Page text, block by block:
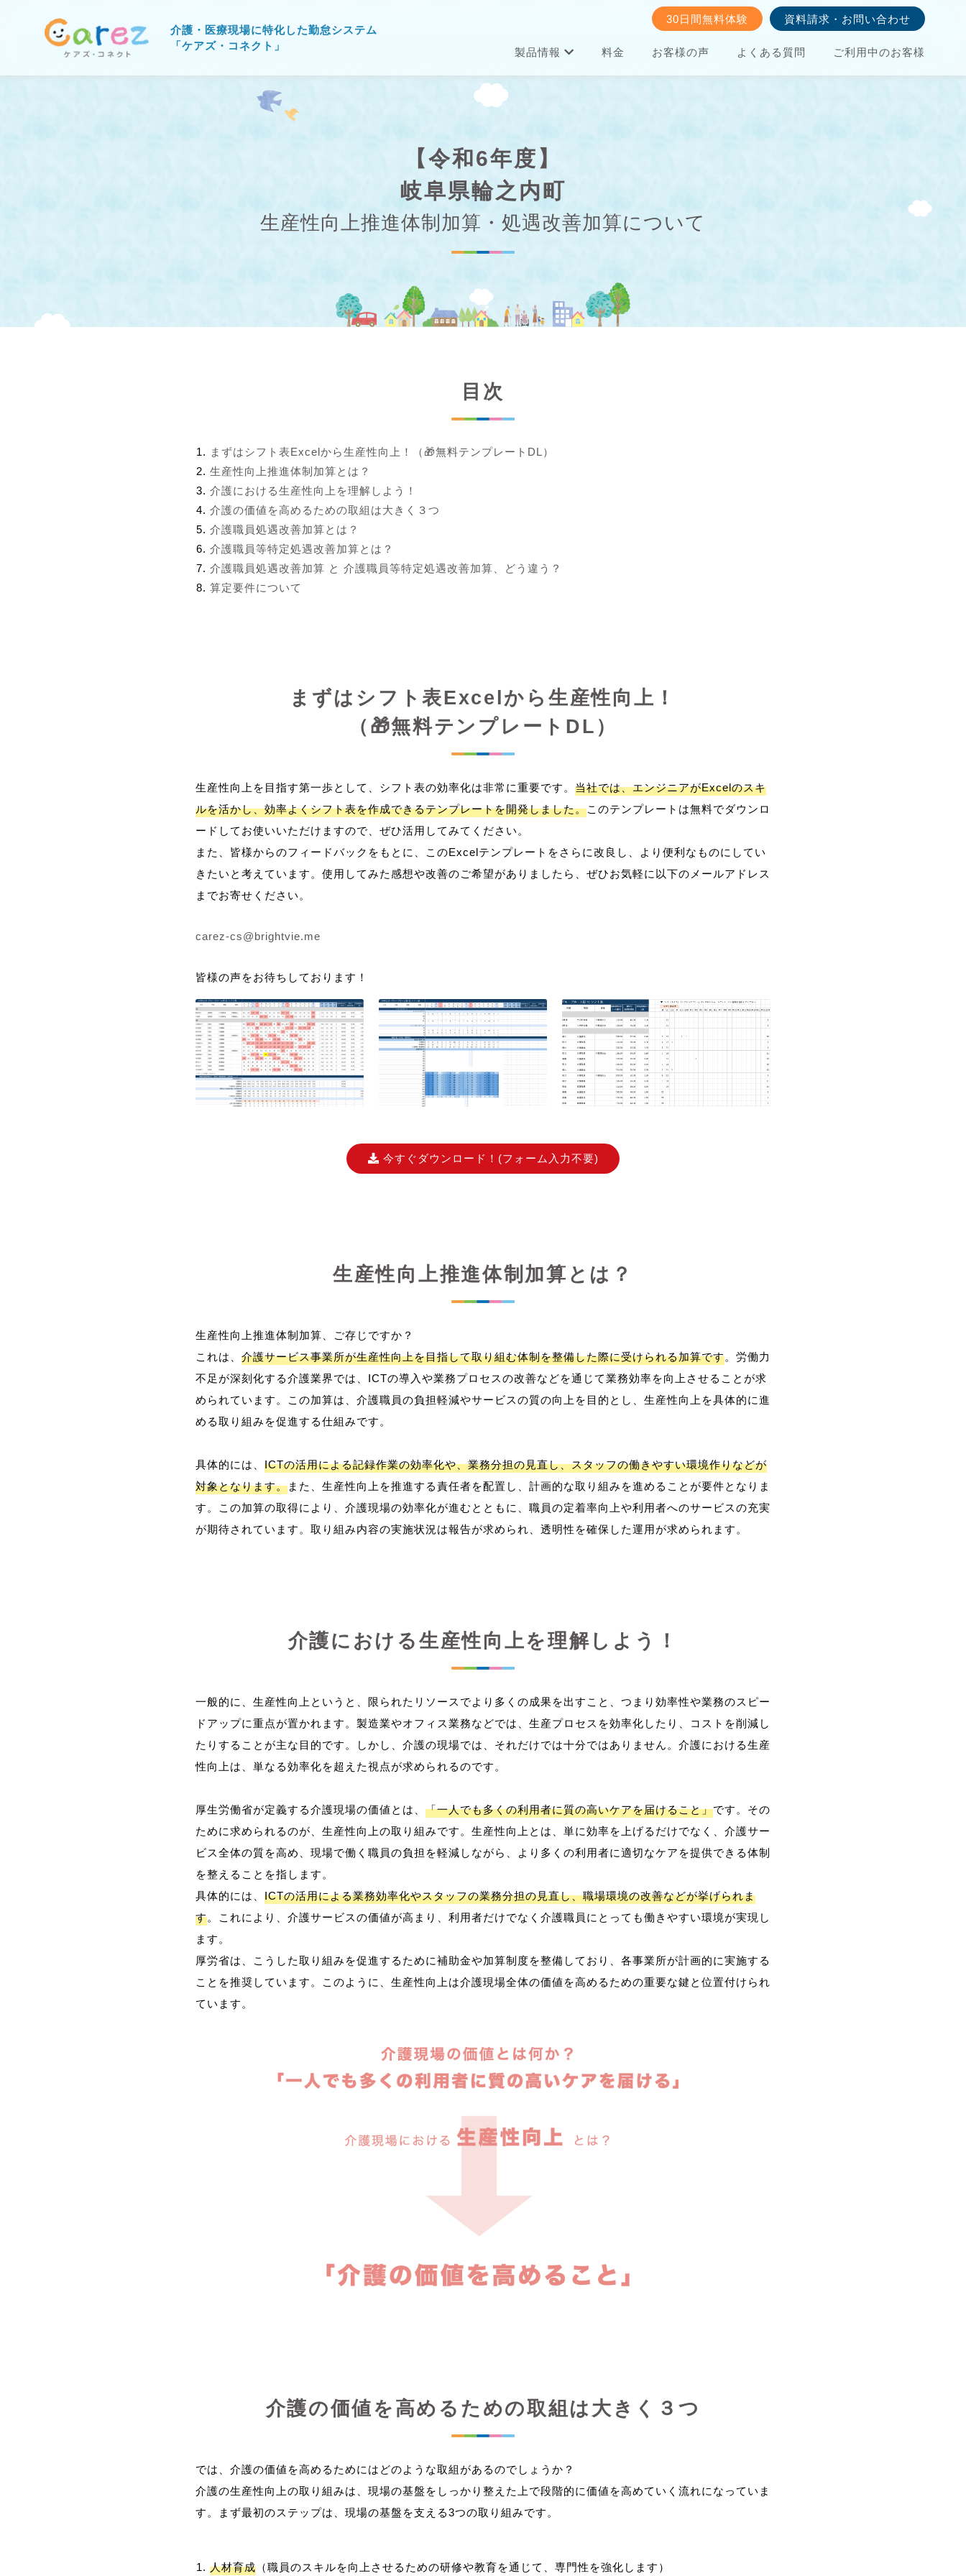
介護・医療現場に特化した勤怠システム
「ケアズ・コネクト」
製品情報 料金 お客様の声 よくある質問 ご利用中のお客様
30日間無料体験 資料請求・お問い合わせ
【令和6年度】
岐阜県輪之内町
生産性向上推進体制加算・処遇改善加算について
目次
まずはシフト表Excelから生産性向上！（🎁無料テンプレートDL）
生産性向上推進体制加算とは？
介護における生産性向上を理解しよう！
介護の価値を高めるための取組は大きく３つ
介護職員処遇改善加算とは？
介護職員等特定処遇改善加算とは？
介護職員処遇改善加算 と 介護職員等特定処遇改善加算、どう違う？
算定要件について
まずはシフト表Excelから生産性向上！
（🎁無料テンプレートDL）
生産性向上を目指す第一歩として、シフト表の効率化は非常に重要です。 当社では、エンジニアがExcelのスキ
ルを活かし、効率よくシフト表を作成できるテンプレートを開発しました。このテンプレートは無料でダウンロ
ードしてお使いいただけますので、ぜひ活用してみてください。
また、皆様からのフィードバックをもとに、このExcelテンプレートをさらに改良し、より便利なものにしてい
きたいと考えています。使用してみた感想や改善のご希望がありましたら、ぜひお気軽に以下のメールアドレス
までお寄せください。
carez-cs@brightvie.me
皆様の声をお待ちしております！
今すぐダウンロード！ (フォーム入力不要)
生産性向上推進体制加算とは？
生産性向上推進体制加算、ご存じですか？
これは、 介護サービス事業所が生産性向上を目指して取り組む体制を整備した際に受けられる加算です。労働力
不足が深刻化する介護業界では、ICTの導入や業務プロセスの改善などを通じて業務効率を向上させることが求
められています。この加算は、介護職員の負担軽減やサービスの質の向上を目的とし、生産性向上を具体的に進
める取り組みを促進する仕組みです。
具体的には、 ICTの活用による記録作業の効率化や、業務分担の見直し、スタッフの働きやすい環境作りなどが
対象となります。また、生産性向上を推進する責任者を配置し、計画的な取り組みを進めることが要件となりま
す。この加算の取得により、介護現場の効率化が進むとともに、職員の定着率向上や利用者へのサービスの充実
介護における生産性向上を理解しよう！
一般的に、生産性向上というと、限られたリソースでより多くの成果を出すこと、つまり効率性や業務のスピー
ドアップに重点が置かれます。製造業やオフィス業務などでは、生産プロセスを効率化したり、コストを削減し
たりすることが主な目的です。しかし、介護の現場では、それだけでは十分ではありません。介護における生産
性向上は、単なる効率化を超えた視点が求められるのです。
厚生労働省が定義する介護現場の価値とは、 「一人でも多くの利用者に質の高いケアを届けること」です。その
ために求められるのが、生産性向上の取り組みです。生産性向上とは、単に効率を上げるだけでなく、介護サー
ビス全体の質を高め、現場で働く職員の負担を軽減しながら、より多くの利用者に適切なケアを提供できる体制
を整えることを指します。
具体的には、 ICTの活用による業務効率化やスタッフの業務分担の見直し、職場環境の改善などが挙げられま
す。これにより、介護サービスの価値が高まり、利用者だけでなく介護職員にとっても働きやすい環境が実現し
ます。
厚労省は、こうした取り組みを促進するために補助金や加算制度を整備しており、各事業所が計画的に実施する
ことを推奨しています。このように、生産性向上は介護現場全体の価値を高めるための重要な鍵と位置付けられ
介護の価値を高めるための取組は大きく３つ
では、介護の価値を高めるためにはどのような取組があるのでしょうか？
介護の生産性向上の取り組みは、現場の基盤をしっかり整えた上で段階的に価値を高めていく流れになっていま
人材育成 （職員のスキルを向上させるための研修や教育を通じて、専門性を強化します）